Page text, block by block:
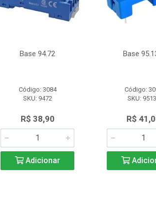
Base 94.72
Código: 3084
SKU: 9472
R$ 38,90
Adicionar
Base
Código:
SKU:
R$